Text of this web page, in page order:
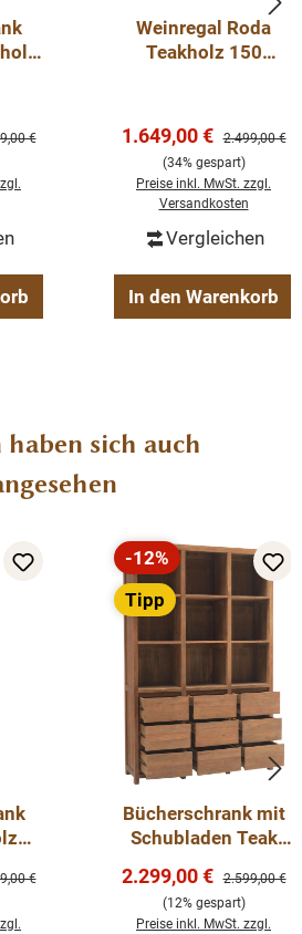
Preis:
€
Weinregal Roda
Teakholz 150
Verkaufspreis:
1.649,00 € Regulärer
2.499,00 €
(34% gespart)
Preise inkl. MwSt. zzgl.
Versandkosten
Vergleichen
In den Warenkorb
haben sich auch
Preis:
€
Rabatt
-12%
Tipp
Bücherschrank mit
Schubladen Teak
Teakholz
Verkaufspreis:
2.299,00 € Regulärer
2.599,00 €
(12% gespart)
Preise inkl. MwSt. zzgl.